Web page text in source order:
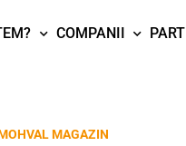
COMPANII
MAGAZIN